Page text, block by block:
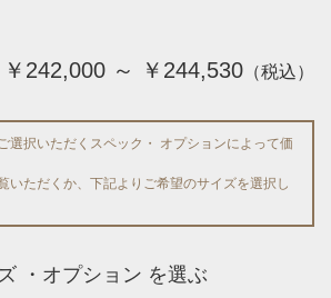
￥242,000 ～ ￥244,530 （税込）
選択いただくスペック・ オプションによって価
いただくか、下記よりご希望のサイズを選択し
・オプション を選ぶ